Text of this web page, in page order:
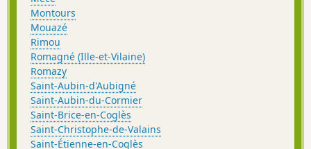
Montours
Mouazé
Rimou
Romagné (Ille-et-Vilaine)
Romazy
Saint-Aubin-d'Aubigné
Saint-Aubin-du-Cormier
Saint-Brice-en-Coglès
Saint-Christophe-de-Valains
Saint-Étienne-en-Coglès